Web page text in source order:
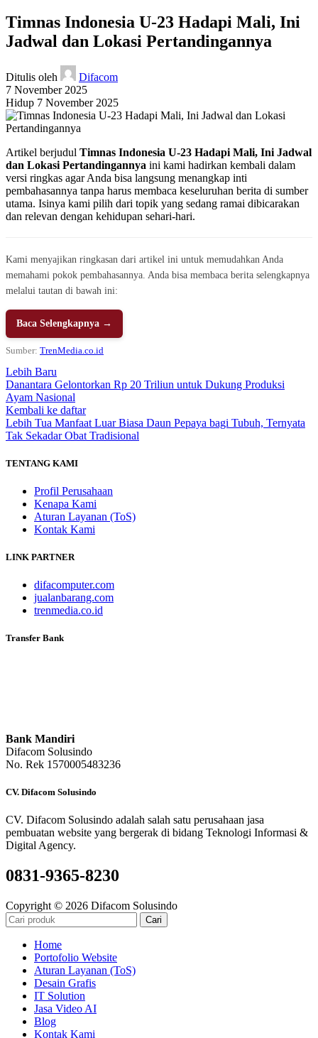
Timnas Indonesia U-23 Hadapi Mali, Ini
Jadwal dan Lokasi Pertandingannya
Ditulis oleh
Difacom
7 November 2025
Hidup 7 November 2025
Artikel berjudul Timnas Indonesia U-23 Hadapi Mali, Ini Jadwal
dan Lokasi Pertandingannya ini kami hadirkan kembali dalam
versi ringkas agar Anda bisa langsung menangkap inti
pembahasannya tanpa harus membaca keseluruhan berita di sumber
utama. Isinya kami pilih dari topik yang sedang ramai dibicarakan
dan relevan dengan kehidupan sehari-hari.
Kami menyajikan ringkasan dari artikel ini untuk memudahkan Anda
memahami pokok pembahasannya. Anda bisa membaca berita selengkapnya
melalui tautan di bawah ini:
Baca Selengkapnya →
Sumber: TrenMedia.co.id
Lebih Baru
Danantara Gelontorkan Rp 20 Triliun untuk Dukung Produksi
Ayam Nasional
Kembali ke daftar
Lebih Tua Manfaat Luar Biasa Daun Pepaya bagi Tubuh, Ternyata
Tak Sekadar Obat Tradisional
TENTANG KAMI
Profil Perusahaan
Kenapa Kami
Aturan Layanan (ToS)
Kontak Kami
LINK PARTNER
difacomputer.com
jualanbarang.com
trenmedia.co.id
Transfer Bank
Bank Mandiri
Difacom Solusindo
No. Rek 1570005483236
CV. Difacom Solusindo
CV. Difacom Solusindo adalah salah satu perusahaan jasa
pembuatan website yang bergerak di bidang Teknologi Informasi &
Digital Agency.
0831-9365-8230
Copyright © 2026 Difacom Solusindo
Cari
Home
Portofolio Website
Aturan Layanan (ToS)
Desain Grafis
IT Solution
Jasa Video AI
Blog
Kontak Kami